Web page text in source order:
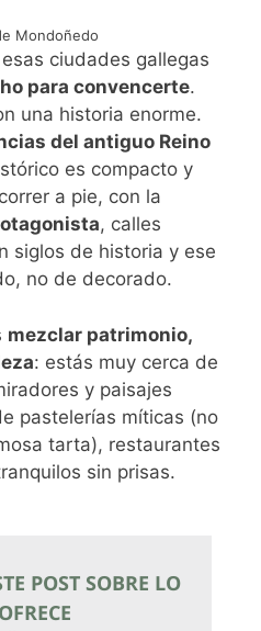
Mondoñedo
ciudades gallegas
para convencerte.
una historia enorme.
del antiguo Reino
es compacto y
a pie, con la
, calles
siglos de historia y ese
no de decorado.
mezclar patrimonio,
: estás muy cerca de
y paisajes
pastelerías míticas (no
tarta), restaurantes
sin prisas.
POST SOBRE LO